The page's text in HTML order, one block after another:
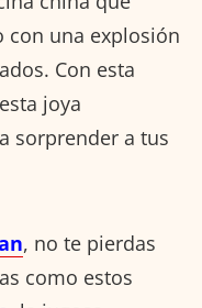
con una explosión
Con esta
joya
sorprender a tus
, no te pierdas
como estos